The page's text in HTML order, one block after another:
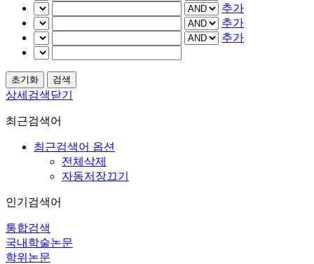
추가
추가
추가
상세검색닫기
최근검색어
최근검색어 옵션
전체삭제
자동저장끄기
인기검색어
통합검색
국내학술논문
학위논문